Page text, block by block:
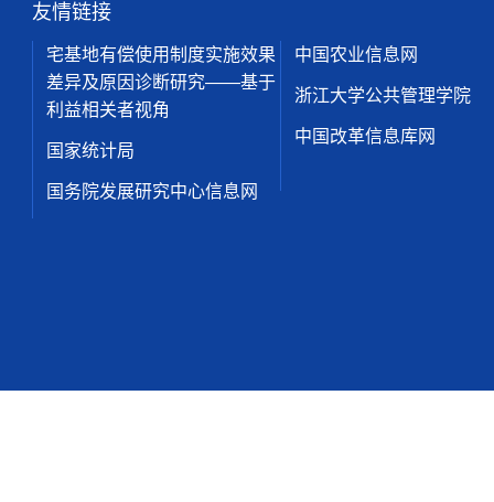
友情链接
宅基地有偿使用制度实施效果
差异及原因诊断研究——基于
利益相关者视角
国家统计局
国务院发展研究中心信息网
中国农业信息网
浙江大学公共管理学院
中国改革信息库网